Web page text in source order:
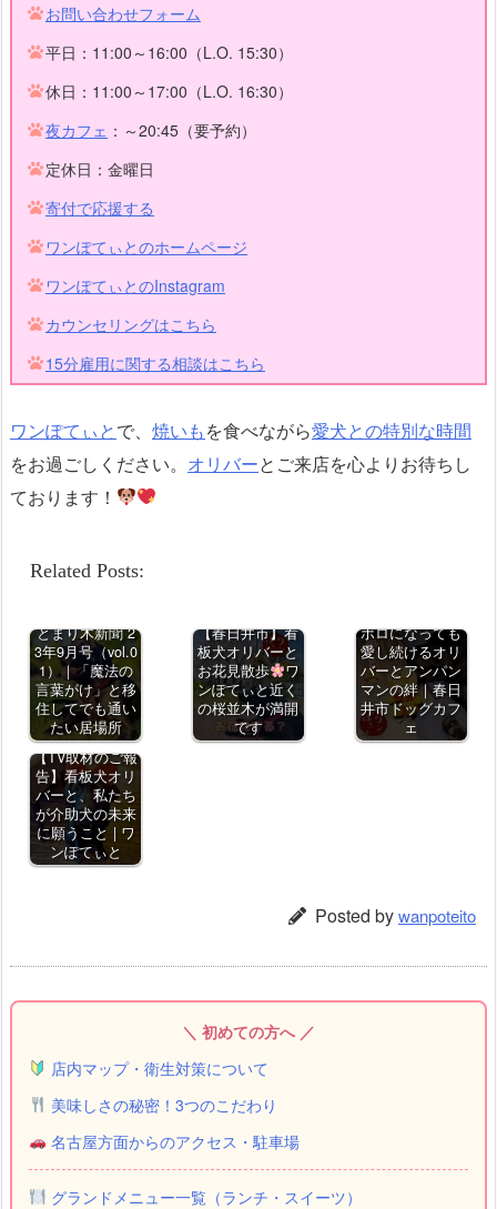
お問い合わせフォーム
平日：11:00～16:00（L.O. 15:30）
休日：11:00～17:00（L.O. 16:30）
夜カフェ ：～20:45（要予約）
定休日：金曜日
寄付で応援する
ワンぽてぃとのホームページ
ワンぽてぃとのInstagram
カウンセリングはこちら
15分雇用に関する相談はこちら
ワンぽてぃとで、 焼いもを食べながら愛犬との特別な時間
をお過ごしください。 オリバーとご来店を心よりお待ちし
ております！
Related Posts:
とまり木新聞 2
3年9月号（vol.0
1）｜「魔法の
言葉がけ」と移
住してでも通い
たい居場所
【春日井市】看
板犬オリバーと
お花見散歩
ワ
ンぽてぃと近く
の桜並木が満開
です
ボロになっても
愛し続けるオリ
バーとアンパン
マンの絆｜春日
井市ドッグカフ
ェ
【TV取材のご報
告】看板犬オリ
バーと、私たち
が介助犬の未来
に願うこと | ワ
ンぽてぃと
Posted bywanpoteito
＼ 初めての方へ ／
店内マップ・衛生対策について
美味しさの秘密！3つのこだわり
名古屋方面からのアクセス・駐車場
グランドメニュー一覧（ランチ・スイーツ）